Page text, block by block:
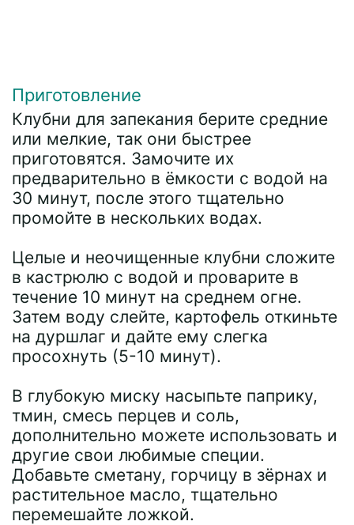
Приготовление
Клубни для запекания берите средние
или мелкие, так они быстрее
приготовятся. Замочите их
предварительно в ёмкости с водой на
30 минут, после этого тщательно
промойте в нескольких водах.
Целые и неочищенные клубни сложите
в кастрюлю с водой и проварите в
течение 10 минут на среднем огне.
Затем воду слейте, картофель откиньте
на дуршлаг и дайте ему слегка
просохнуть (5-10 минут).
В глубокую миску насыпьте паприку,
тмин, смесь перцев и соль,
дополнительно можете использовать и
другие свои любимые специи.
Добавьте сметану, горчицу в зёрнах и
растительное масло, тщательно
перемешайте ложкой.